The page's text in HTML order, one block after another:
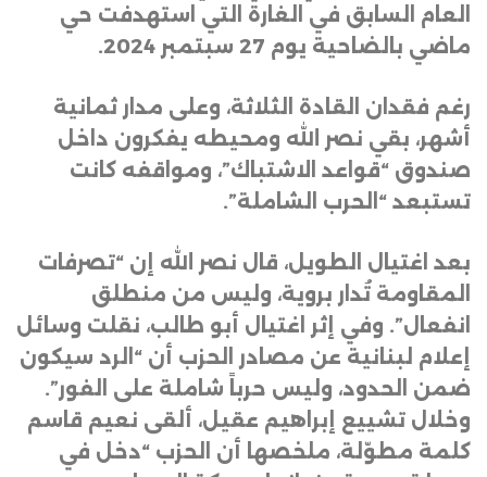
العام السابق في الغارة التي استهدفت حي
ماضي بالضاحية يوم 27 سبتمبر 2024
.
رغم فقدان القادة الثلاثة، وعلى مدار ثمانية
أشهر، بقي نصر الله ومحيطه يفكرون داخل
صندوق “قواعد الاشتباك”، ومواقفه كانت
تستبعد “الحرب الشاملة”.
بعد اغتيال الطويل، قال نصر الله إن “تصرفات
المقاومة تُدار بروية، وليس من منطلق
انفعال”. وفي إثر اغتيال أبو طالب، نقلت وسائل
إعلام لبنانية عن مصادر الحزب أن “الرد سيكون
ضمن الحدود، وليس حرباً شاملة على الفور”.
وخلال تشييع إبراهيم عقيل، ألقى نعيم قاسم
كلمة مطوّلة، ملخصها أن الحزب “دخل في